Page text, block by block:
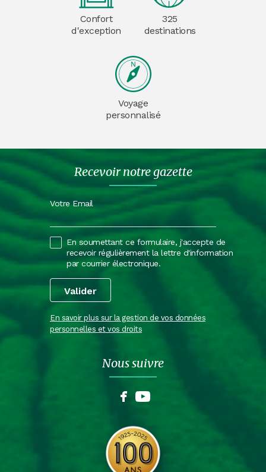
Confort
d'exception
325
destinations
Voyage
personnalisé
Recevoir notre gazette
Votre Email
En soumettant ce formulaire, j'accepte de
recevoir régulièrement la lettre d'information
par courrier électronique.
En savoir plus sur la gestion de vos données
personnelles et vos droits
Nous suivre